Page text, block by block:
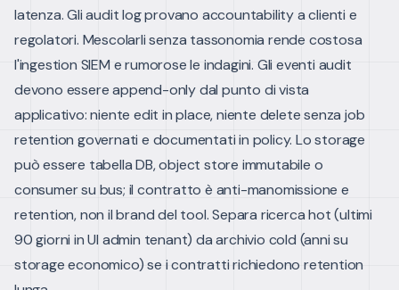
latenza. Gli audit log provano accountability a clienti e
regolatori. Mescolarli senza tassonomia rende costosa
l'ingestion SIEM e rumorose le indagini. Gli eventi audit
devono essere append-only dal punto di vista
applicativo: niente edit in place, niente delete senza job
retention governati e documentati in policy. Lo storage
può essere tabella DB, object store immutabile o
consumer su bus; il contratto è anti-manomissione e
retention, non il brand del tool.Separa ricerca hot (ultimi
90 giorni in UI admin tenant) da archivio cold (anni su
storage economico) se i contratti richiedono retention